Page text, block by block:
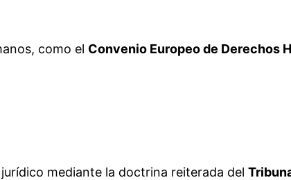
como el Convenio Europeo de Derechos
mediante la doctrina reiterada del